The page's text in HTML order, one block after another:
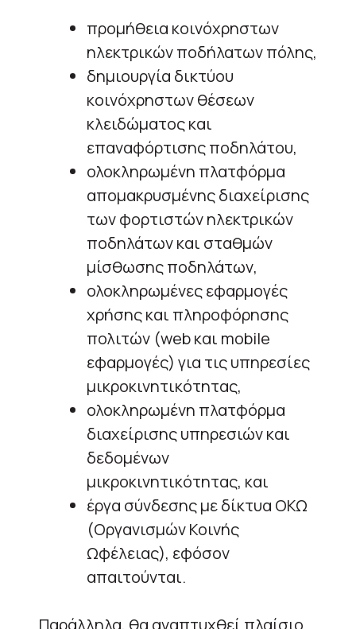
προμήθεια κοινόχρηστων
ηλεκτρικών ποδήλατων πόλης,
δημιουργία δικτύου
κοινόχρηστων θέσεων
κλειδώματος και
επαναφόρτισης ποδηλάτου,
ολοκληρωμένη πλατφόρμα
απομακρυσμένης διαχείρισης
των φορτιστών ηλεκτρικών
ποδηλάτων και σταθμών
μίσθωσης ποδηλάτων,
ολοκληρωμένες εφαρμογές
χρήσης και πληροφόρησης
πολιτών (web και mobile
εφαρμογές) για τις υπηρεσίες
μικροκινητικότητας,
ολοκληρωμένη πλατφόρμα
διαχείρισης υπηρεσιών και
δεδομένων
μικροκινητικότητας, και
έργα σύνδεσης με δίκτυα ΟΚΩ
(Οργανισμών Κοινής
Ωφέλειας), εφόσον
απαιτούνται.
Παράλληλα, θα αναπτυχθεί πλαίσιο